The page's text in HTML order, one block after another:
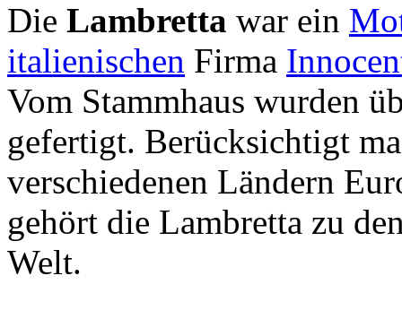
Die Lambretta war ein
italienischen Firma
Vom Stammhaus wurden
gefertigt. Berücksichtigt
verschiedenen Ländern
gehört die Lambretta zu
Welt.